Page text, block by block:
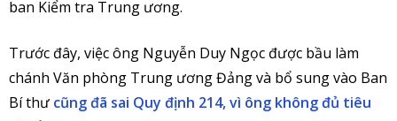
ban Kiểm tra Trung ương.
Trước đây, việc ông Nguyễn Duy Ngọc được bầu làm
chánh Văn phòng Trung ương Đảng và bổ sung vào Ban
Bí thư cũng đã sai Quy định 214, vì ông không đủ tiêu